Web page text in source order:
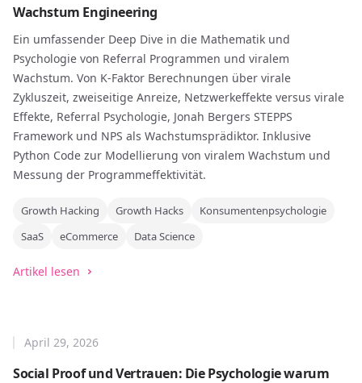
Wachstum Engineering
Ein umfassender Deep Dive in die Mathematik und
Psychologie von Referral Programmen und viralem
Wachstum. Von K-Faktor Berechnungen über virale
Zykluszeit, zweiseitige Anreize, Netzwerkeffekte versus virale
Effekte, Referral Psychologie, Jonah Bergers STEPPS
Framework und NPS als Wachstumsprädiktor. Inklusive
Python Code zur Modellierung von viralem Wachstum und
Messung der Programmeffektivität.
Growth Hacking Growth Hacks
Konsumentenpsychologie
SaaS
eCommerce Data Science
Artikel lesen
Social Proof und Vertrauen: Die Psychologie warum
April 29, 2026